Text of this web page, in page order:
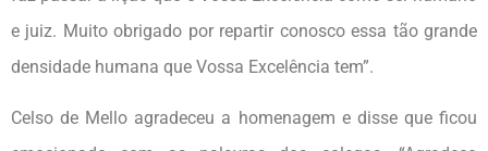
e juiz. Muito obrigado por repartir conosco essa tão grande
densidade humana que Vossa Excelência tem”.
Celso de Mello agradeceu a homenagem e disse que ficou